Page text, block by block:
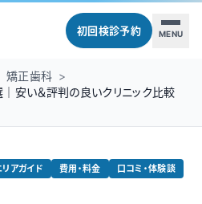
初回検診予約 MENU
矯正歯科 >
安い＆評判の良いクリニック比較
リアガイド 費用・料金
口コミ・体験談